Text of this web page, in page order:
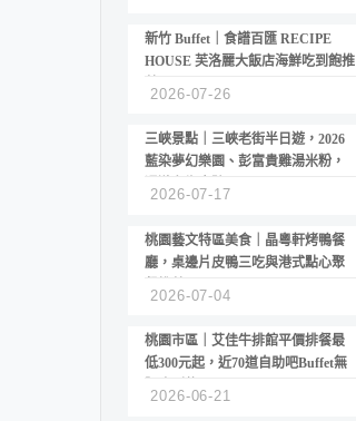
新竹 Buffet｜食譜百匯 RECIPE
HOUSE 芙洛麗大飯店海鮮吃到飽推
2026-07-26
三峽景點｜三峽老街半日遊，2026
藍染夢幻樂園、彭富貴雞湯米粉，
2026-07-17
桃園藝文特區美食｜晶粵軒烤鴨餐
廳，桌邊片皮鴨三吃與港式點心聚
2026-07-04
桃園市區｜艾佳牛排館平價排餐最
低300元起，近70道自助吧Buffet無
2026-06-21